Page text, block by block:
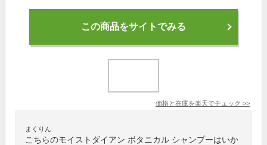
この商品をサイトでみる
価格と在庫を楽天でチェック >>
まくりん
こちらのモイストダイアン ボタニカル シャンプーはいか